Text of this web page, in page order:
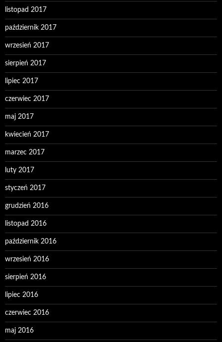
listopad 2017
październik 2017
wrzesień 2017
sierpień 2017
lipiec 2017
czerwiec 2017
maj 2017
kwiecień 2017
marzec 2017
luty 2017
styczeń 2017
grudzień 2016
listopad 2016
październik 2016
wrzesień 2016
sierpień 2016
lipiec 2016
czerwiec 2016
maj 2016